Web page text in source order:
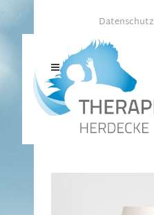
Datenschutz
THERAPIE- &
HERDECKE/